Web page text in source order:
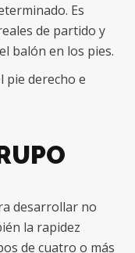
Es
de partido y
balón en los pies.
pie derecho e
desarrollar no
la rapidez
de cuatro o más